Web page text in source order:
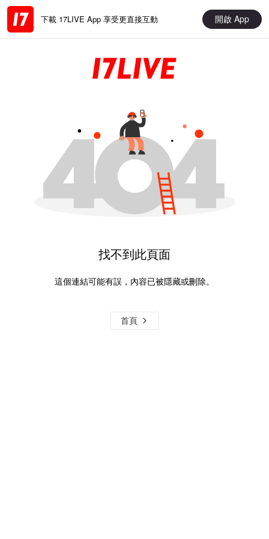
下載 17LIVE App 享受更直接互動 開啟 App
找不到此頁面
這個連結可能有誤，內容已被隱藏或刪除。
首頁